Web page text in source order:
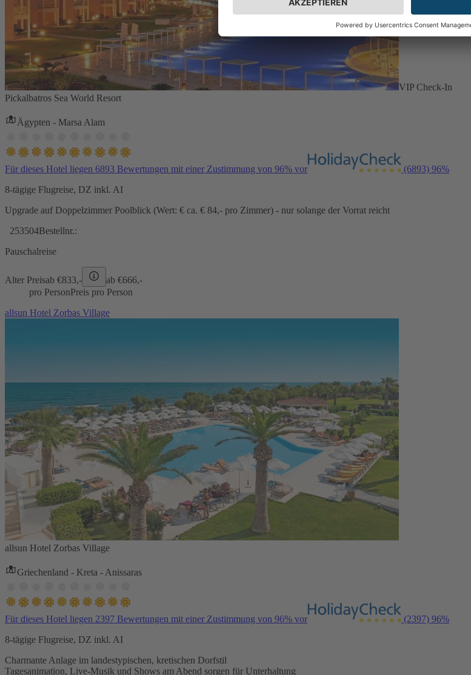
VIP Check-In
Pickalbatros Sea World Resort
Ägypten - Marsa Alam
Für dieses Hotel liegen 6893 Bewertungen mit einer Zustimmung von 96% vor (6893) 96%
8-tägige Flugreise, DZ inkl. AI
Upgrade auf Doppelzimmer Poolblick (Wert: € ca. € 84,- pro Zimmer) - nur solange der Vorrat reicht
253504Bestellnr.:
Pauschalreise
Alter Preisab €833,- ab €666,-
pro PersonPreis pro Person
allsun Hotel Zorbas Village
allsun Hotel Zorbas Village
Griechenland - Kreta - Anissaras
Für dieses Hotel liegen 2397 Bewertungen mit einer Zustimmung von 96% vor (2397) 96%
8-tägige Flugreise, DZ inkl. AI
Charmante Anlage im landestypischen, kretischen Dorfstil
Tagesanimation, Live-Musik und Shows am Abend sorgen für Unterhaltung